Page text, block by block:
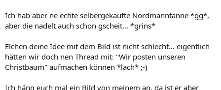
Ich hab aber ne echte selbergekaufte Nordmanntanne *gg*,
aber die nadelt auch schon gscheit... *grins*
Elchen deine Idee mit dem Bild ist nicht schlecht... eigentlich
hätten wir doch nen Thread mit: "Wir posten unseren
Christbaum" aufmachen können *lach* ;-)
Ich häng euch mal ein Bild von meinem an, da ist er aber